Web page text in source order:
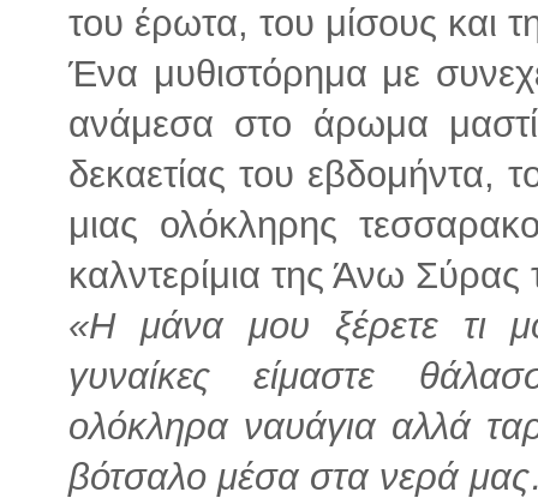
του έρωτα, του μίσους και
Ένα μυθιστόρημα με
ανάμεσα στο άρωμα
δεκαετίας του εβδομήντα,
μιας ολόκληρης
καλντερίμια της Άνω
«Η μάνα μου ξέρετε τι
γυναίκες είμαστε
ολόκληρα ναυάγια αλλά
βότσαλο μέσα στα νερά